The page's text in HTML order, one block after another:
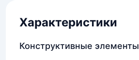
Характеристики
Конструктивные элементы